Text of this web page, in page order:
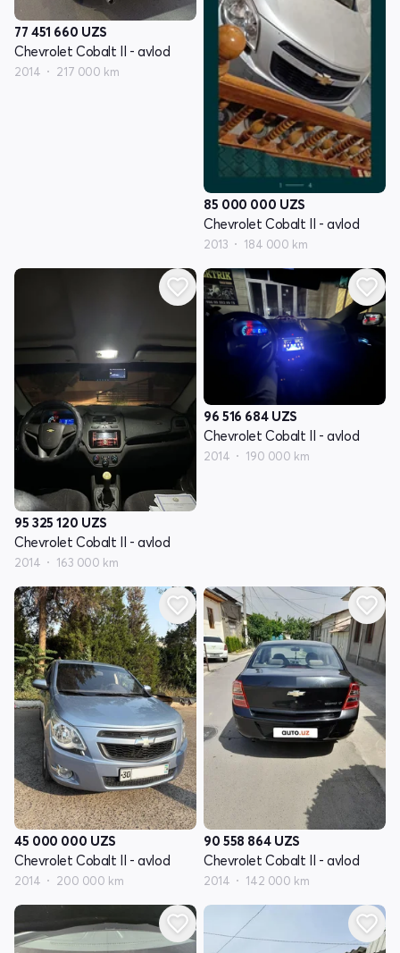
77 451 660 UZS
Chevrolet Cobalt II - avlod
2014 217 000 km
85 000 000 UZS
Chevrolet Cobalt II - avlod
2013 184 000 km
95 325 120 UZS
Chevrolet Cobalt II - avlod
2014 163 000 km
96 516 684 UZS
Chevrolet Cobalt II - avlod
2014 190 000 km
45 000 000 UZS
Chevrolet Cobalt II - avlod
2014 200 000 km
90 558 864 UZS
Chevrolet Cobalt II - avlod
2014 142 000 km